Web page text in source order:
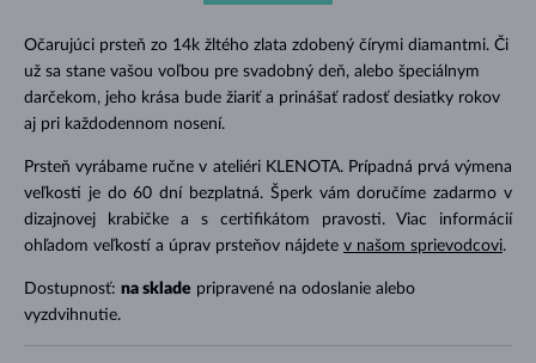
Očarujúci prsteň zo 14k žltého zlata zdobený čírymi diamantmi. Či
už sa stane vašou voľbou pre svadobný deň, alebo špeciálnym
darčekom, jeho krása bude žiariť a prinášať radosť desiatky rokov
aj pri každodennom nosení.
Prsteň vyrábame ručne v ateliéri KLENOTA. Prípadná prvá výmena
veľkosti je do 60 dní bezplatná. Šperk vám doručíme zadarmo v
dizajnovej krabičke a s certifikátom pravosti. Viac informácií
ohľadom veľkostí a úprav prsteňov nájdete v našom sprievodcovi.
Dostupnosť: na sklade pripravené na odoslanie alebo
vyzdvihnutie.